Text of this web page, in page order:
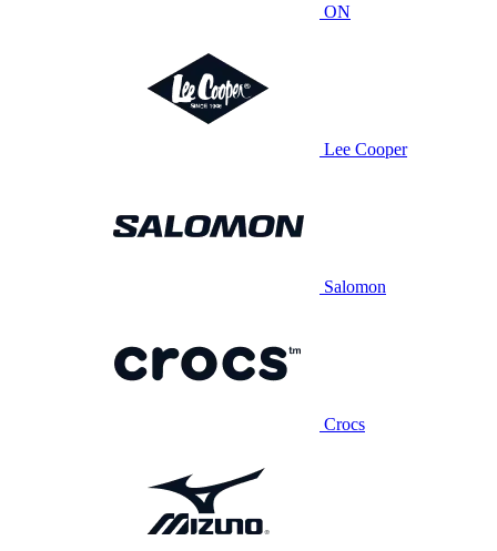
ON
Lee Cooper
Salomon
Crocs